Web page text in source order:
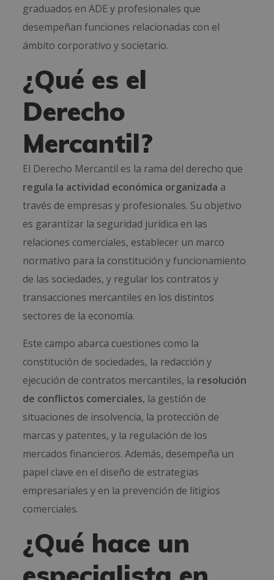
graduados en ADE y profesionales que
desempeñan funciones relacionadas con el
ámbito corporativo y societario.
¿Qué es el
Derecho
Mercantil?
El Derecho Mercantil es la rama del derecho que
regula la actividad económica organizada a
través de empresas y profesionales. Su objetivo
es garantizar la seguridad jurídica en las
relaciones comerciales, establecer un marco
normativo para la constitución y funcionamiento
de las sociedades, y regular los contratos y
transacciones mercantiles en los distintos
sectores de la economía.
Este campo abarca cuestiones como la
constitución de sociedades, la redacción y
ejecución de contratos mercantiles, la resolución
de conflictos comerciales, la gestión de
situaciones de insolvencia, la protección de
marcas y patentes, y la regulación de los
mercados financieros. Además, desempeña un
papel clave en el diseño de estrategias
empresariales y en la prevención de litigios
comerciales.
¿Qué hace un